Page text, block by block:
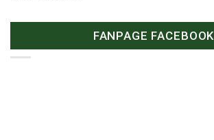
FANPAGE FACEBOOK